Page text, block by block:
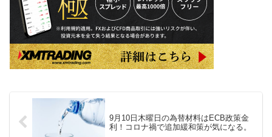
9月10日木曜日の為替材料はECB政策金
利！コロナ禍で追加緩和策が気になる。